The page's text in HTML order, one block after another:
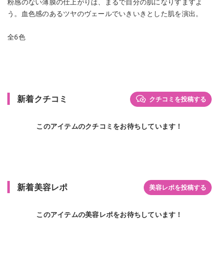
粉感のない薄膜の仕上がりは、まるで自分の肌になりすますよ
う。血色感のあるツヤのヴェールでいきいきとした肌を演出。
全6色
新着クチコミ クチコミを投稿する
このアイテムのクチコミをお待ちしています！
新着美容レポ 美容レポを投稿する
このアイテムの美容レポをお待ちしています！